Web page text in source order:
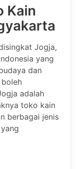
Kain
Jogja,
yang
dan
adalah
toko kain
berbagai jenis